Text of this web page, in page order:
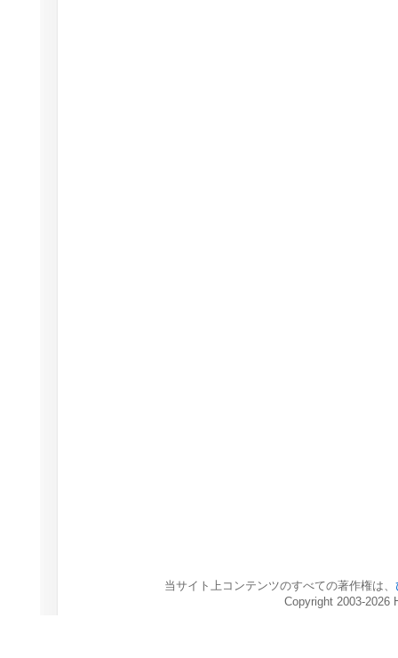
当サイト上コンテンツのすべての著作権は、
Copyright 2003-2026